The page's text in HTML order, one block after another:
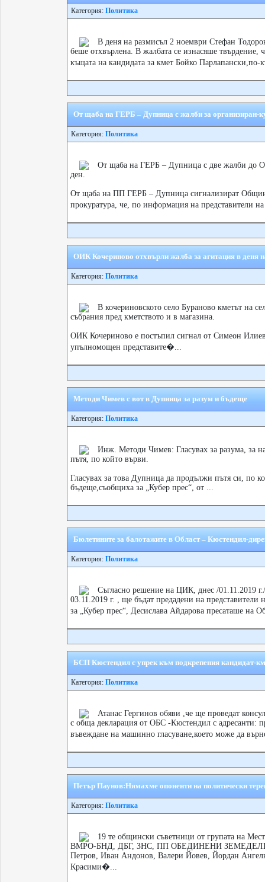
Категория: Политика
В деня на размисъл 2 ноември Стефан
беше отхвърлена. В жалбата се изнасяше твърдение,
къщата на кандидата за кмет Бойко
От щаба на ГЕРБ – Дупница с жалби за организиран-
Категория: Политика
Oт щаба на ГЕРБ – Дупница с две жалби до
ден.
От щаба на ПП ГЕРБ – Дупница сигнализират
прокуратура, че, по информация на представители
ОИК Кочериново отхвърли жалба за агитация в деня
Категория: Политика
В кочериновското село Бураново кметът на
събрания пред кметството и в магазина.
ОИК Кочериново е постъпил сигнал от Симеон
упълномощен представите�...
Методи Чимев с вот в Дупница за разум и бъдеще
Категория: Политика
Инж. Методи Чимев: Гласувах за разума, за
пътя, по който върви.
Гласувах за това Дупница да продължи пътя си, по
бъдеще,съобщиха за „Кубер прес“, от ...
Бюлетините за балотажите в Област – Кюстендил-
Категория: Политика
Съгласно решение на ЦИК, днес /01.11.2019
03.11.2019 г. , ще бъдат предадени на
за „Кубер прес“, Десислава Айдарова пресаташе на
БСП Кюстендил с упрек към подкрепения кандидат-
Категория: Политика
Атанас Гергинов обяви ,че ще проведат
с обща декларация от ОБС -Кюстендил с адресанти:
въвеждане на машинно гласуване,което може да
Петър Паунов:Нямахме опоненти на политически
Категория: Политика
19 те общински съветници от групата на
ВМРО-БНД, ДБГ, ЗНС, ПП ОБЕДИНЕНИ ЗЕМЕДЕЛЦИ
Петров, Иван Андонов, Валери Йовев, Йордан
Красими�...